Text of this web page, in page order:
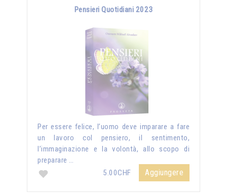
Pensieri Quotidiani 2023
Per essere felice, l’uomo deve imparare a fare
un lavoro col pensiero, il sentimento,
l’immaginazione e la volontà, allo scopo di
preparare …
5.00CHF
Aggiungere